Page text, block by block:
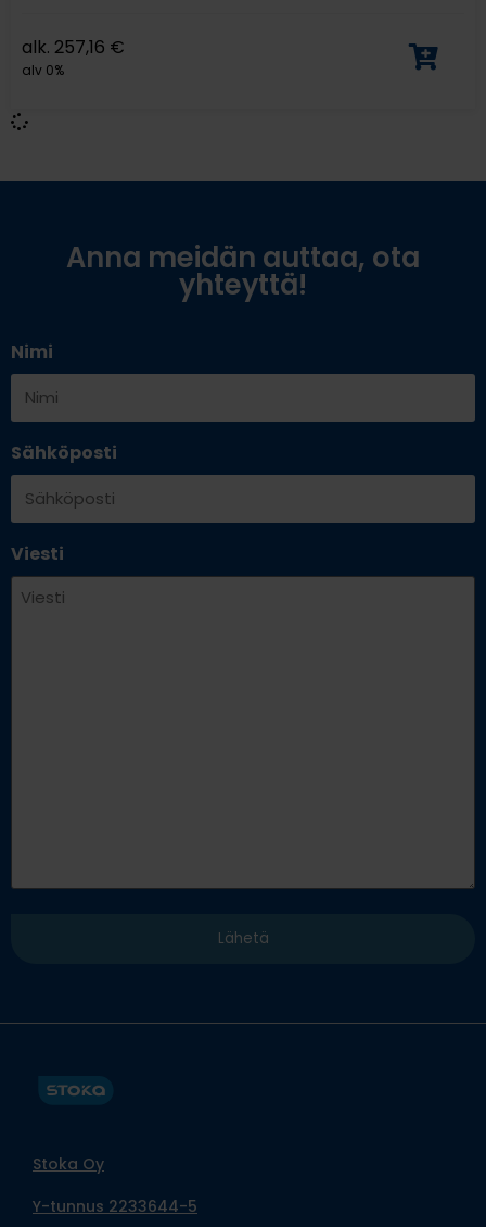
alk. 257,16 €
alv 0%
Anna meidän auttaa, ota
yhteyttä!
Nimi
Sähköposti
Viesti
Stoka Oy
Y-tunnus 2233644-5